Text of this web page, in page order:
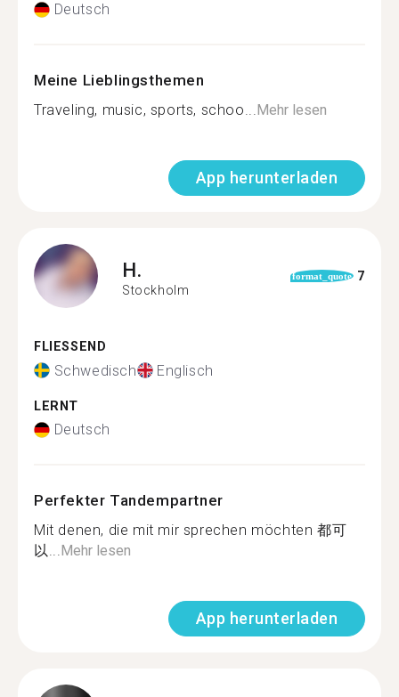
Deutsch
Meine Lieblingsthemen
Traveling, music, sports, schoo...Mehr lesen
App herunterladen
H.
Stockholm
format_quote 7
FLIESSEND
Schwedisch Englisch
LERNT
Deutsch
Perfekter Tandempartner
Mit denen, die mit mir sprechen möchten 都可
以...Mehr lesen
App herunterladen